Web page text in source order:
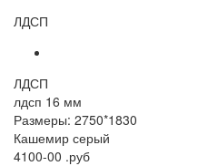
ЛДСП
ЛДСП
лдсп 16 мм
Размеры: 2750*1830
Кашемир серый
4100-00 .руб